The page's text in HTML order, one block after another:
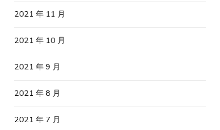
2021 年 11 月
2021 年 10 月
2021 年 9 月
2021 年 8 月
2021 年 7 月